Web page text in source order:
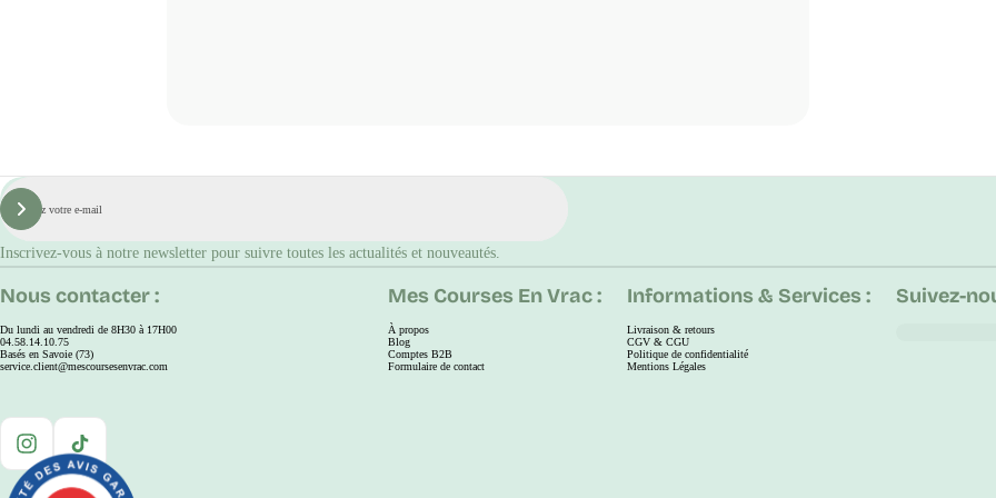
E-
mail
S'inscrire
Inscrivez-vous à notre newsletter pour suivre toutes les actualités et nouveautés.
Nous contacter :
Du lundi au vendredi de 8H30 à 17H00
04.58.14.10.75
Basés en Savoie (73)
service.client@mescoursesenvrac.com
Mes Courses En Vrac :
À propos
Blog
Comptes B2B
Formulaire de contact
Informations & Services :
Livraison & retours
CGV & CGU
Politique de confidentialité
Mentions Légales
Suivez-
Instagram
TikTok